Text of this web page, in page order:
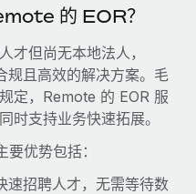
and picture a
的 EOR？
才但尚无本地法人，
规且高效的解决方案。毛
定，Remote 的 EOR 服
时支持业务快速拓展。
优势包括：
速招聘人才，无需等待数